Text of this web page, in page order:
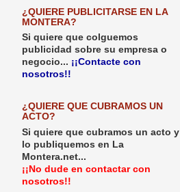
¿QUIERE PUBLICITARSE EN LA
MONTERA?
Si quiere que colguemos
publicidad sobre su empresa o
negocio... ¡¡Contacte con
nosotros!!
¿QUIERE QUE CUBRAMOS UN
ACTO?
Si quiere que cubramos un acto y
lo publiquemos en La
Montera.net...
¡¡No dude en contactar con
nosotros!!